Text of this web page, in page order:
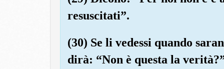
resuscitati”.
(30) Se li vedessi quando
dirà: “Non è questa la